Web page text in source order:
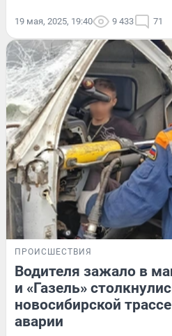
19 мая, 2025, 19:40 9 433 71
ПРОИСШЕСТВИЯ
Водителя зажало в
и «Газель»
новосибирской
аварии